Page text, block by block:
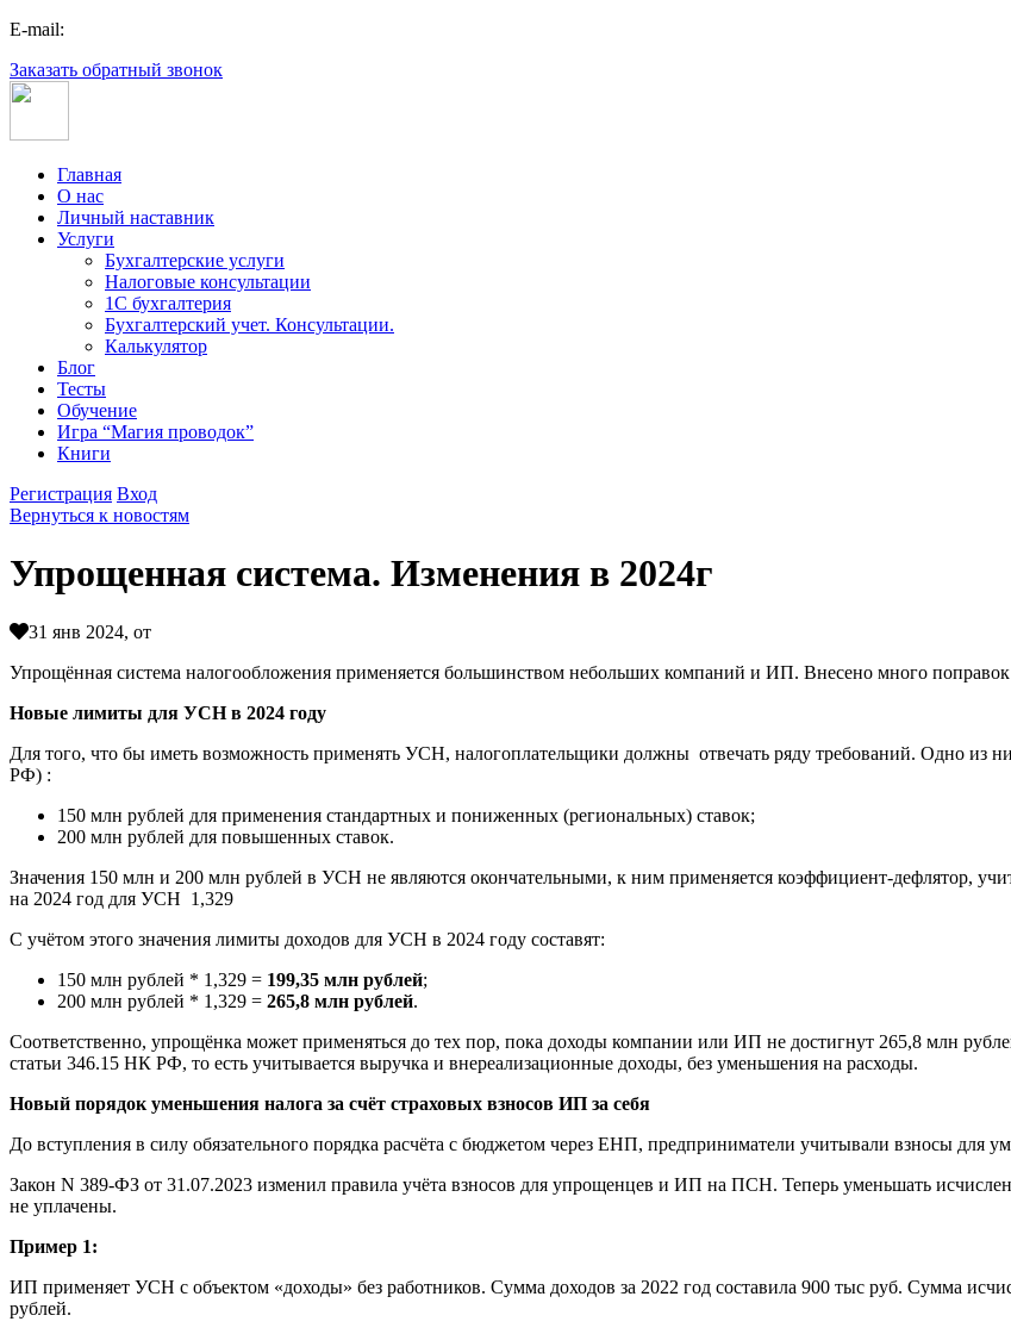
E-mail:
Заказать обратный звонок
Главная
О нас
Личный наставник
Услуги
Бухгалтерские услуги
Налоговые консультации
1С бухгалтерия
Бухгалтерский учет. Консультации.
Калькулятор
Блог
Тесты
Обучение
Игра “Магия проводок”
Книги
Регистрация Вход
Вернуться к новостям
Упрощенная система. Изменения в 2024г
31 янв 2024, от
Упрощённая система налогообложения применяется большинством небольших компаний и ИП. Внесено много
Новые лимиты для УСН в 2024 году
Для того, что бы иметь возможность применять УСН, налогоплательщики должны отвечать ряду требований. Одно
РФ) :
150 млн рублей для применения стандартных и пониженных (региональных) ставок;
200 млн рублей для повышенных ставок.
Значения 150 млн и 200 млн рублей в УСН не являются окончательными, к ним применяется коэффициент-дефлятор,
на 2024 год для УСН 1,329
С учётом этого значения лимиты доходов для УСН в 2024 году составят:
150 млн рублей * 1,329 = 199,35 млн рублей;
200 млн рублей * 1,329 = 265,8 млн рублей.
Соответственно, упрощёнка может применяться до тех пор, пока доходы компании или ИП не достигнут 265,8 млн
статьи 346.15 НК РФ, то есть учитывается выручка и внереализационные доходы, без уменьшения на расходы.
Новый порядок уменьшения налога за счёт страховых взносов ИП за себя
До вступления в силу обязательного порядка расчёта с бюджетом через ЕНП, предприниматели учитывали взносы для
Закон N 389-ФЗ от 31.07.2023 изменил правила учёта взносов для упрощенцев и ИП на ПСН. Теперь уменьшать
не уплачены.
Пример 1:
ИП применяет УСН с объектом «доходы» без работников. Сумма доходов за 2022 год составила 900 тыс руб. Сумма
рублей.